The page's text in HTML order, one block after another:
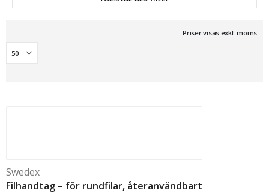
Priser visas exkl. moms
Swedex
Filhandtag – för rundfilar, återanvändbart